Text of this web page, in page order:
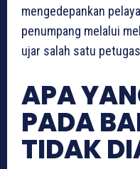
mengedepankan
penumpang melalui
ujar salah satu
APA
PADA
TIDAK